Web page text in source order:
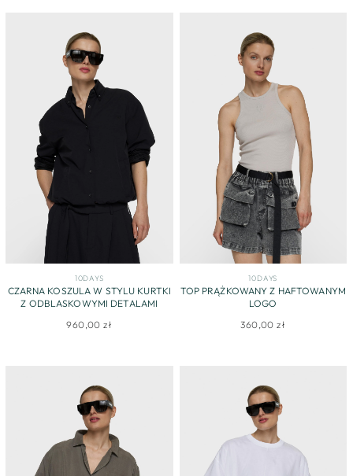
10DAYS
CZARNA KOSZULA W STYLU KURTKI
Z ODBLASKOWYMI DETALAMI
960,00 zł
10DAYS
TOP PRĄŻKOWANY Z HAFTOWANYM
LOGO
360,00 zł